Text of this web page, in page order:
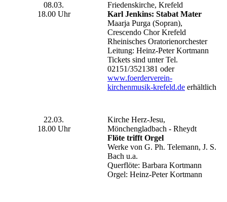
08.03.
18.00 Uhr
Friedenskirche, Krefeld
Karl Jenkins: Stabat Mater
Maarja Purga (Sopran),
Crescendo Chor Krefeld
Rheinisches Oratorienorchester
Leitung: Heinz-Peter Kortmann
Tickets sind unter Tel.
02151/3521381 oder
www.foerderverein-
kirchenmusik-krefeld.de erhältlich
22.03.
18.00 Uhr
Kirche Herz-Jesu,
Mönchengladbach - Rheydt
Flöte trifft Orgel
Werke von G. Ph. Telemann, J. S.
Bach u.a.
Querflöte: Barbara Kortmann
Orgel: Heinz-Peter Kortmann